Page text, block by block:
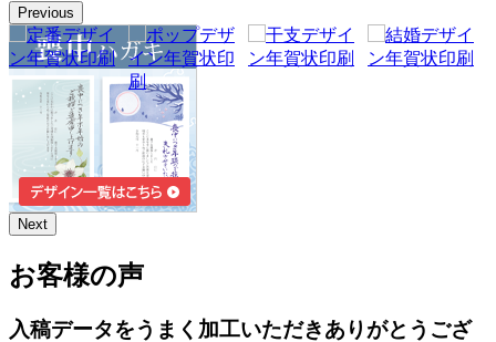
Previous
Next
お客様の声
入稿データをうまく加工いただきありがとうござ